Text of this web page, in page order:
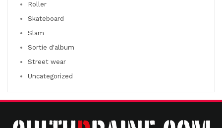
Roller
Skateboard
Slam
Sortie d'album
Street wear
Uncategorized